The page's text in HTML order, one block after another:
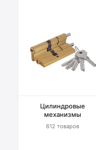
Цилиндровые
механизмы
612 товаров